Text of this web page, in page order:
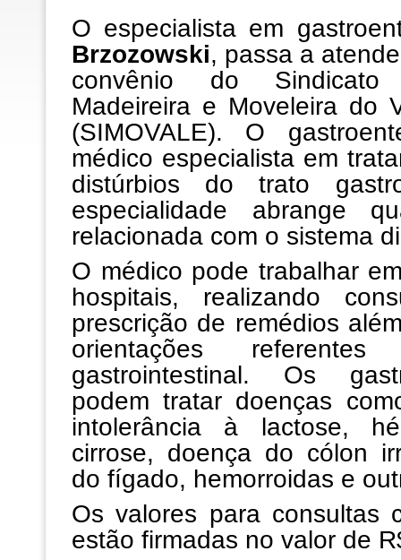
O especialista em
Brzozowski, passa a
convênio do
Madeireira e Moveleira do
(SIMOVALE). O
médico especialista em
distúrbios do trato
especialidade abrange
relacionada com o sistema
O médico pode trabalhar
hospitais, realizando
prescrição de remédios
orientações
gastrointestinal. Os
podem tratar doenças
intolerância à lactose,
cirrose, doença do cólon
do fígado, hemorroidas e
Os valores para consultas
estão firmadas no valor de